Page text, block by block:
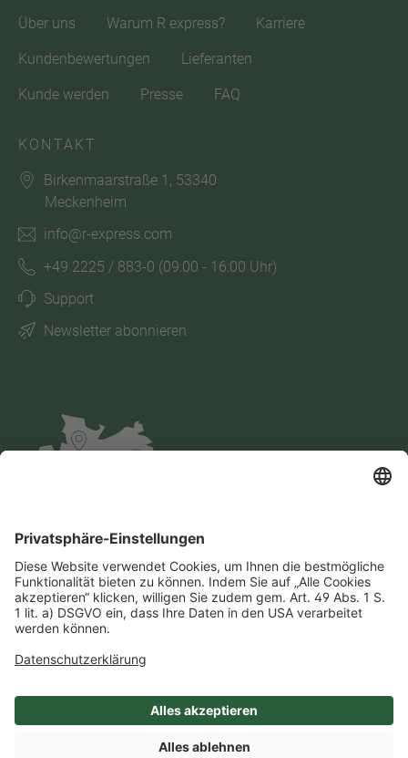
Über uns
Warum R express? Karriere
Kundenbewertungen Lieferanten
Kunde werden Presse FAQ
KONTAKT
Birkenmaarstraße 1, 53340
Meckenheim
info@r-express.com
+49 2225 / 883-0 (09:00 - 16:00 Uhr)
Support
Newsletter abonnieren
Impressum Datenschutz
AGB
Cookie-Einstellungen
Compliance